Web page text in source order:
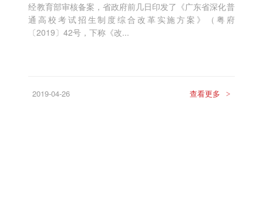
经教育部审核备案，省政府前几日印发了《广东省深化普
通高校考试招生制度综合改革实施方案》（粤府
〔2019〕42号，下称《改...
2019-04-26 查看更多 >